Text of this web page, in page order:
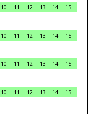
10 11 12 13 14
15
10 11 12 13 14
15
10 11 12 13 14
15
10 11 12 13 14
15